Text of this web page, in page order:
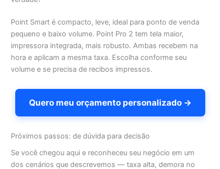
Point Smart é compacto, leve, ideal para ponto de venda
pequeno e baixo volume. Point Pro 2 tem tela maior,
impressora integrada, mais robusto. Ambas recebem na
hora e aplicam a mesma taxa. Escolha conforme seu
volume e se precisa de recibos impressos.
Quero meu orçamento personalizado →
Próximos passos: de dúvida para decisão
Se você chegou aqui e reconheceu seu negócio em um
dos cenários que descrevemos — taxa alta, demora no